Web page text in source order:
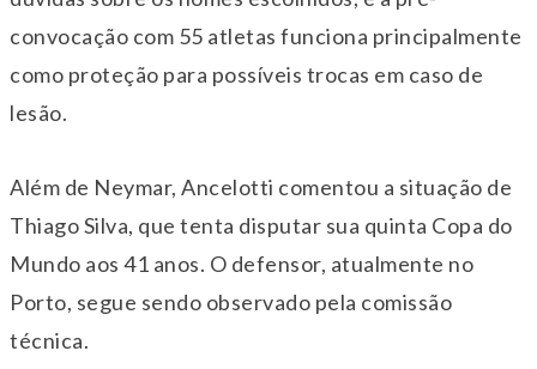
convocação com 55 atletas funciona principalmente
como proteção para possíveis trocas em caso de
lesão.
Além de Neymar, Ancelotti comentou a situação de
Thiago Silva, que tenta disputar sua quinta Copa do
Mundo aos 41 anos. O defensor, atualmente no
Porto, segue sendo observado pela comissão
técnica.